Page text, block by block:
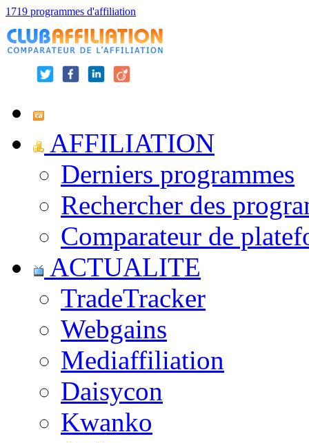
1719 programmes d'affiliation
AFFILIATION
Derniers programmes
Rechercher des
Comparateur de
ACTUALITE
TradeTracker
Webgains
Mediaffiliation
Daisycon
Kwanko